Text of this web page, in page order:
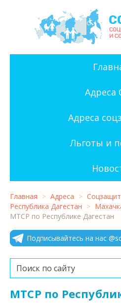
Адреса
Адреса
Льготы и
Главная > Адреса >
Республика Дагестан >
МТСР по Республике Дагестан
Подписывайтесь на нас
Искать...
МТСР по